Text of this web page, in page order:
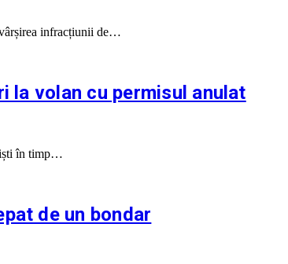
infracțiunii de…
la volan cu permisul anulat
în timp…
de un bondar